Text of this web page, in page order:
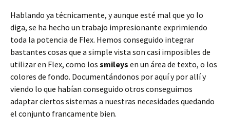
Hablando ya técnicamente, y aunque esté mal que yo lo
diga, se ha hecho un trabajo impresionante exprimiendo
toda la potencia de Flex. Hemos conseguido integrar
bastantes cosas que a simple vista son casi imposibles de
utilizar en Flex, como los smileys en un área de texto, o los
colores de fondo. Documentándonos por aquí y por allí y
viendo lo que habían conseguido otros conseguimos
adaptar ciertos sistemas a nuestras necesidades quedando
el conjunto francamente bien.